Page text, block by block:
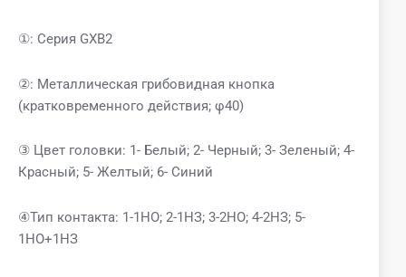
①: Серия GXB2
②: Металлическая грибовидная кнопка
(кратковременного действия; φ40)
③ Цвет головки: 1- Белый; 2- Черный; 3- Зеленый; 4-
Красный; 5- Желтый; 6- Синий
④Тип контакта: 1-1НО; 2-1НЗ; 3-2НО; 4-2НЗ; 5-
1НО+1НЗ